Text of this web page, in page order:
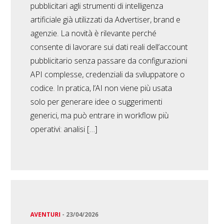
pubblicitari agli strumenti di intelligenza
artificiale già utilizzati da Advertiser, brand e
agenzie. La novità è rilevante perché
consente di lavorare sui dati reali dell’account
pubblicitario senza passare da configurazioni
API complesse, credenziali da sviluppatore o
codice. In pratica, l’AI non viene più usata
solo per generare idee o suggerimenti
generici, ma può entrare in workflow più
operativi: analisi […]
AVENTURI - 23/04/2026